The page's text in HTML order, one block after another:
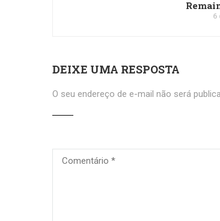
6
DEIXE UMA RESPOSTA
O seu endereço de e-mail não será